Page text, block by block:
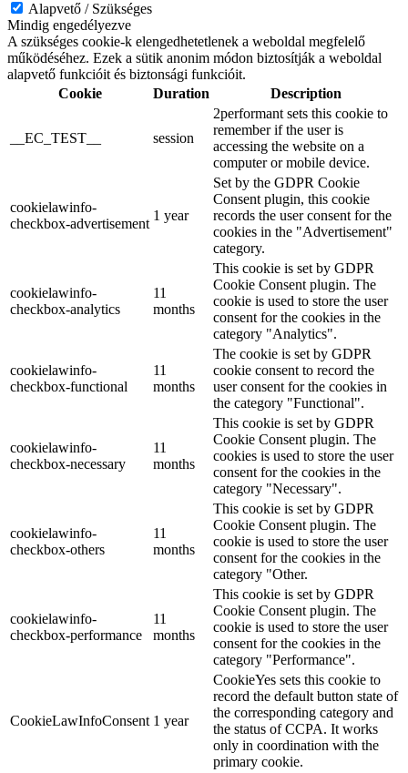
Alapvető / Szükséges
Mindig engedélyezve
A szükséges cookie-k elengedhetetlenek a weboldal megfelelő
működéséhez. Ezek a sütik anonim módon biztosítják a weboldal
alapvető funkcióit és biztonsági funkcióit.
Cookie
Duration Description
__EC_TEST__ session
2performant sets this cookie to
remember if the user is
accessing the website on a
computer or mobile device.
cookielawinfo-
checkbox-advertisement
1 year
Set by the GDPR Cookie
Consent plugin, this cookie
records the user consent for the
cookies in the "Advertisement"
category.
cookielawinfo-
checkbox-analytics
11
months
This cookie is set by GDPR
Cookie Consent plugin. The
cookie is used to store the user
consent for the cookies in the
category "Analytics".
cookielawinfo-
checkbox-functional
11
months
The cookie is set by GDPR
cookie consent to record the
user consent for the cookies in
the category "Functional".
cookielawinfo-
checkbox-necessary
11
months
This cookie is set by GDPR
Cookie Consent plugin. The
cookies is used to store the user
consent for the cookies in the
category "Necessary".
cookielawinfo-
checkbox-others
11
months
This cookie is set by GDPR
Cookie Consent plugin. The
cookie is used to store the user
consent for the cookies in the
category "Other.
cookielawinfo-
checkbox-performance
11
months
This cookie is set by GDPR
Cookie Consent plugin. The
cookie is used to store the user
consent for the cookies in the
category "Performance".
CookieLawInfoConsent 1 year
CookieYes sets this cookie to
record the default button state of
the corresponding category and
the status of CCPA. It works
only in coordination with the
primary cookie.